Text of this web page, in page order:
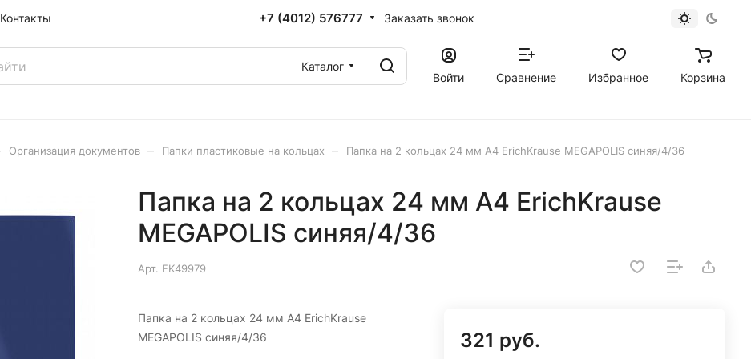
Контакты +7 (4012) 576777 Заказать звонок
Каталог
Войти
Сравнение Избранное Корзина
Организация документов Папки пластиковые на кольцах Папка на 2 кольцах 24 мм A4 ErichKrause MEGAPOLIS синяя/4/36
Папка на 2 кольцах 24 мм A4 ErichKrause
MEGAPOLIS синяя/4/36
Арт. EK49979
Папка на 2 кольцах 24 мм A4 ErichKrause
MEGAPOLIS синяя/4/36
321 руб.